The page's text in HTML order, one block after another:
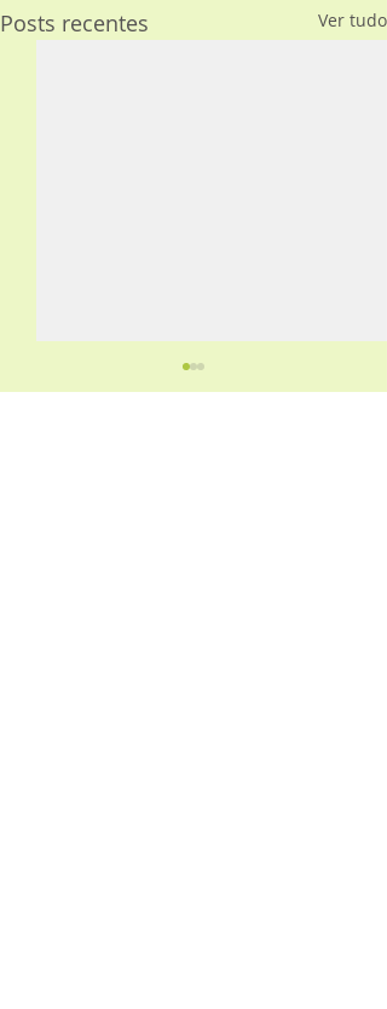
Posts recentes Ver tudo